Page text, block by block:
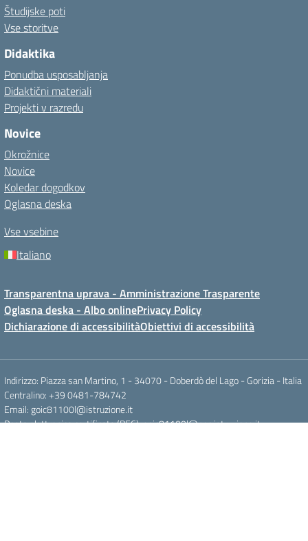
Študijske poti
Vse storitve
Didaktika
Ponudba usposabljanja
Didaktični materiali
Projekti v razredu
Novice
Okrožnice
Novice
Koledar dogodkov
Oglasna deska
Vse vsebine
Italiano
Transparentna uprava - Amministrazione Trasparente
Oglasna deska - Albo onlinePrivacy Policy
Dichiarazione di accessibilitàObiettivi di accessibilità
Indirizzo: Piazza san Martino, 1 - 34070 - Doberdò del Lago - Gorizia - Italia
Centralino: +39 0481-784742
Email: goic81100l@istruzione.it
Posta elettronica certificata (PEC): goic81100l@pec.istruzione.it